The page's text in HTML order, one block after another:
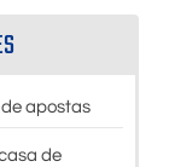
de apostas
de